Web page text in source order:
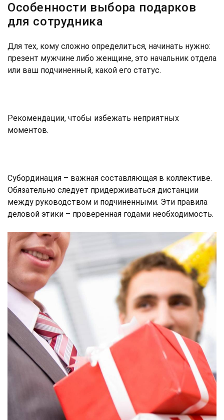
Особенности выбора подарков
для сотрудника
Для тех, кому сложно определиться, начинать нужно:
презент мужчине либо женщине, это начальник отдела
или ваш подчиненный, какой его статус.
Рекомендации, чтобы избежать неприятных
моментов.
Субординация – важная составляющая в коллективе.
Обязательно следует придерживаться дистанции
между руководством и подчиненными. Эти правила
деловой этики – проверенная годами необходимость.